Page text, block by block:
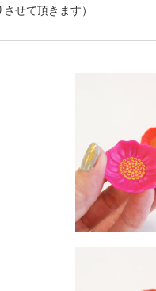
せて頂きます）